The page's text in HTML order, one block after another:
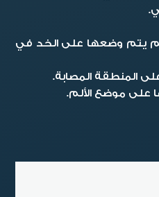
ثم يتم وضعها على الخد في
المنطقة المصابة.
على موضع الألم.